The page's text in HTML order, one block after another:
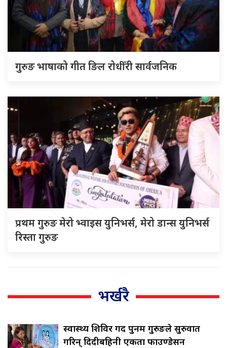
गुरुङ भाषाको गीत ङिल रोधीँरी सार्वजनिक
प्रथम गुरुङ मेरो भ्वाइस युनिभर्स, मेरो डान्स युनिभर्स
रिस्ता गुरुङ
भर्खरै
स्वास्थ्य शिविर गर्दै पुनम गुरुङले सुरुवात
गरिन् दिदीबहिनी एकता फाउण्डेसन